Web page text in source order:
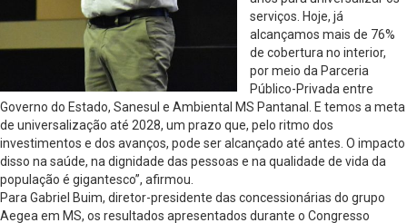
serviços. Hoje, já
alcançamos mais de 76%
de cobertura no interior,
por meio da Parceria
Público-Privada entre
Governo do Estado, Sanesul e Ambiental MS Pantanal. E temos a meta
de universalização até 2028, um prazo que, pelo ritmo dos
investimentos e dos avanços, pode ser alcançado até antes. O impacto
disso na saúde, na dignidade das pessoas e na qualidade de vida da
população é gigantesco”, afirmou.
Para Gabriel Buim, diretor-presidente das concessionárias do grupo
Aegea em MS, os resultados apresentados durante o Congresso